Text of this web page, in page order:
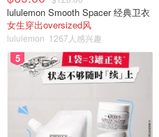
lululemon Smooth Spacer 经典卫衣
女生穿出oversized风
lululemon 1267人感兴趣
5